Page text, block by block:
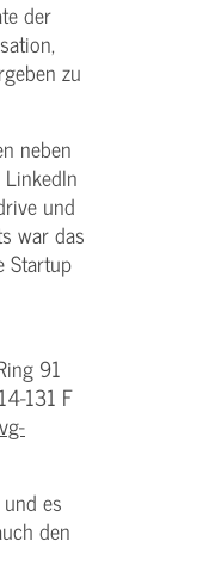
der
zu
neben
und
war das
Startup
91
131 F
es
den